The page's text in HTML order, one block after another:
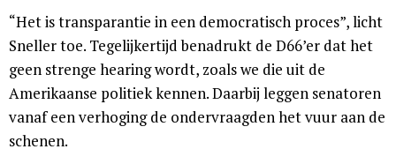
“Het is transparantie in een democratisch proces”, licht
Sneller toe. Tegelijkertijd benadrukt de D66’er dat het
geen strenge hearing wordt, zoals we die uit de
Amerikaanse politiek kennen. Daarbij leggen senatoren
vanaf een verhoging de ondervraagden het vuur aan de
schenen.